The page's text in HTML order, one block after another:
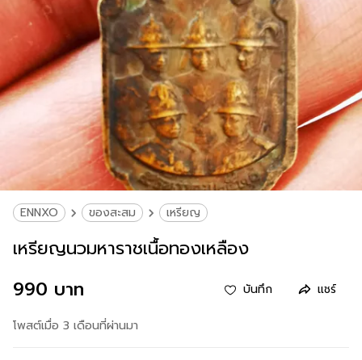
ENNXO ของสะสม เหรียญ
เหรียญนวมหาราชเนื้อทองเหลือง
990 บาท
บันทึก แชร์
โพสต์เมื่อ 3 เดือนที่ผ่านมา